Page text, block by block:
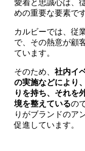
愛着と忠誠心は、
めの重要な要素です
カルビーでは、従
で、その熱意が顧
ています。
そのため、 社内イ
の実施などにより
りを持ち、それを
境を整えているの
りがブランドのア
促進しています。